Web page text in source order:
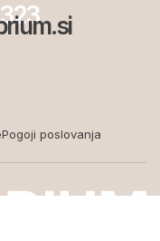
Pogoji poslovanja